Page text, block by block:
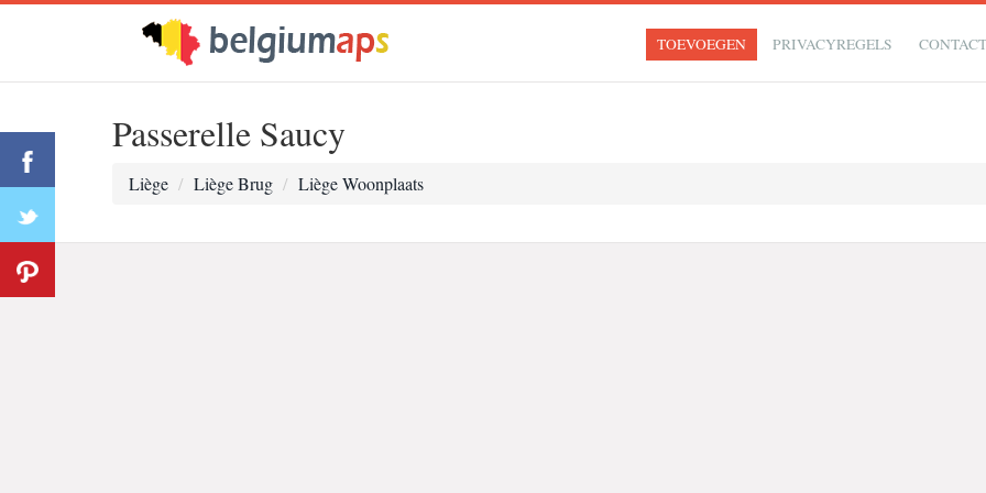
TOEVOEGEN PRIVACYREGELS
Passerelle Saucy
Liège Liège Brug Liège Woonplaats